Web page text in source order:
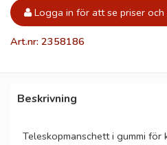
Logga in för att se priser och
Art.nr: 2358186
Beskrivning
Teleskopmanschett i gummi